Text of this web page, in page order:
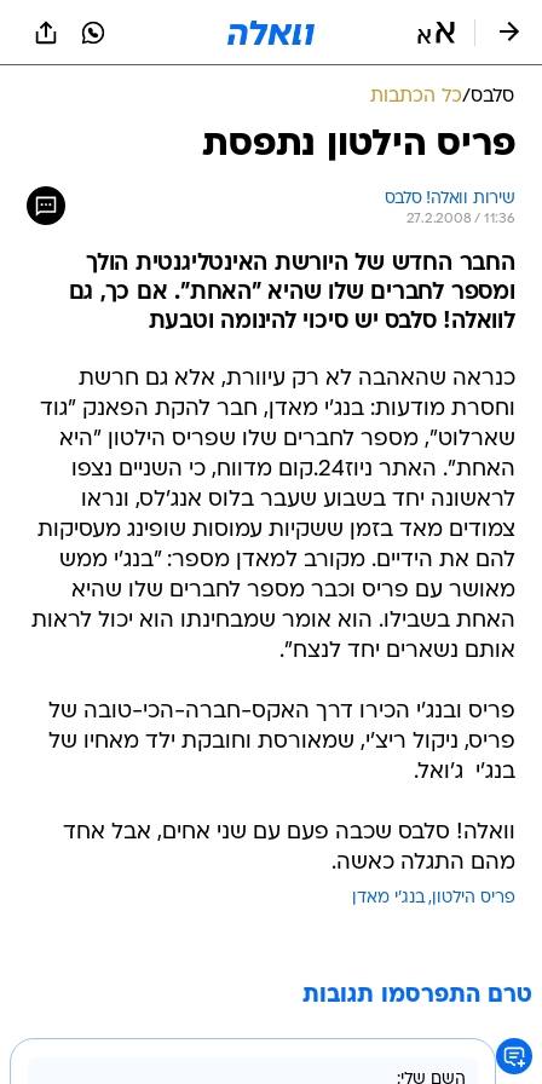
סלבס/כל הכתבות
פריס הילטון נתפסת
שירות וואלה! סלבס
27.2.2008 / 11:36
החבר החדש של היורשת האינטליגנטית הולך
ומספר לחברים שלו שהיא "האחת". אם כך, גם
לוואלה! סלבס יש סיכוי להינומה וטבעת
כנראה שהאהבה לא רק עיוורת, אלא גם חרשת
וחסרת מודעות: בנג'י מאדן, חבר להקת הפאנק "גוד
שארלוט", מספר לחברים שלו שפריס הילטון "היא
האחת". האתר ניוז24.קום מדווח, כי השניים נצפו
לראשונה יחד בשבוע שעבר בלוס אנג'לס, ונראו
צמודים מאד בזמן ששקיות עמוסות שופינג מעסיקות
להם את הידיים. מקורב למאדן מספר: "בנג'י ממש
מאושר עם פריס וכבר מספר לחברים שלו שהיא
האחת בשבילו. הוא אומר שמבחינתו הוא יכול לראות
אותם נשארים יחד לנצח".
פריס ובנג'י הכירו דרך האקס-חברה-הכי-טובה של
פריס, ניקול ריצ'י, שמאורסת וחובקת ילד מאחיו של
בנג'י  ג'ואל.
וואלה! סלבס שכבה פעם עם שני אחים, אבל אחד
מהם התגלה כאשה.
פריס הילטון בנג'י מאדן
טרם התפרסמו תגובות